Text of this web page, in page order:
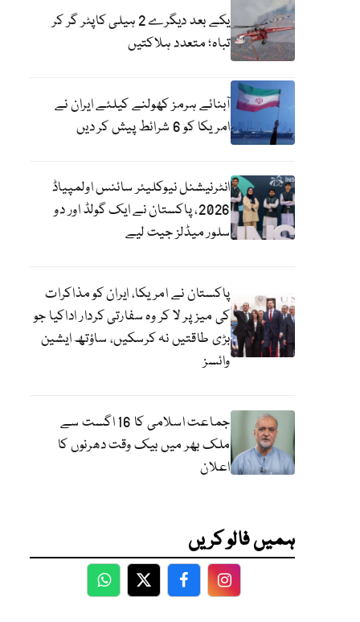
یکے بعد دیگرے 2 ہیلی کاپٹر گر کر
تباہ؛ متعدد ہلاکتیں
آبنائے ہرمز کھولنے کیلئے ایران نے
امریکا کو 6 شرائط پیش کر دیں
انٹرنیشنل نیوکلیئر سائنس اولمپیاڈ
2026، پاکستان نے ایک گولڈ اور دو
سلور میڈلز جیت لیے
پاکستان نے امریکا، ایران کو مذاکرات
کی میز پر لا کر وہ سفارتی کردار اداکیا جو
بڑی طاقتیں نہ کرسکیں، ساؤتھ ایشین
وائسز
جماعت اسلامی کا 16 اگست سے
ملک بھر میں بیک وقت دھرنوں کا
اعلان
ہمیں فالو کریں
WhatsApp
TwitterFacebookFacebook